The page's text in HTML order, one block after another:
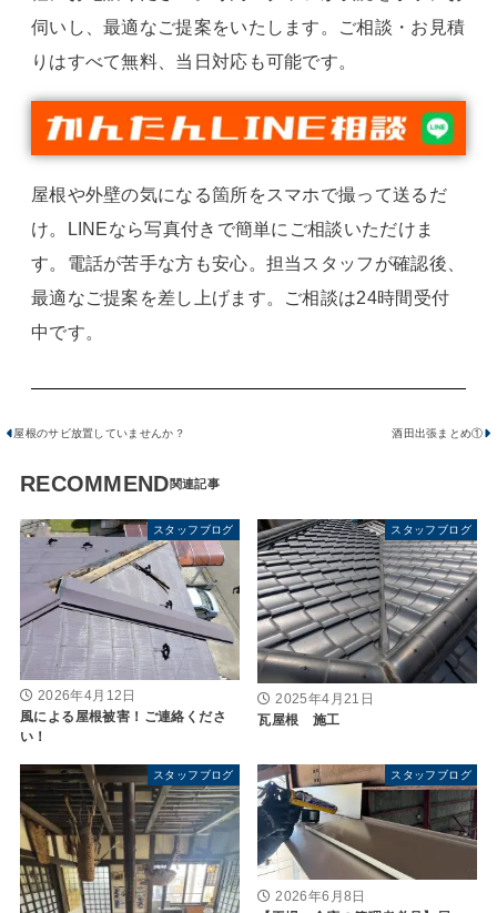
伺いし、最適なご提案をいたします。ご相談・お見積
りはすべて無料、当日対応も可能です。
屋根や外壁の気になる箇所をスマホで撮って送るだ
け。LINEなら写真付きで簡単にご相談いただけま
す。電話が苦手な方も安心。担当スタッフが確認後、
最適なご提案を差し上げます。ご相談は24時間受付
中です。
屋根のサビ放置していませんか？ 酒田出張まとめ①
RECOMMEND
スタッフブログ
2026年4月12日
風による屋根被害！ご連絡くださ
い！
スタッフブログ
2025年4月21日
瓦屋根 施工
スタッフブログ スタッフブログ
2026年6月8日